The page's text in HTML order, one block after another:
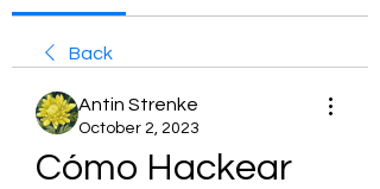
Back
Antin Strenke
October 2, 2023
Cómo Hackear